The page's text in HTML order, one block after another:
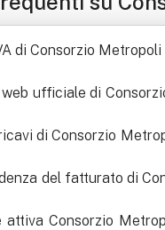
Cooperativa
di Consorzio Metropoli
ufficiale di
di Consorzio
del fatturato di
attiva Consorzio